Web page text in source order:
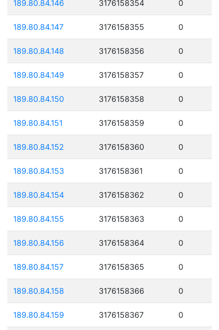
189.80.84.146 3176158354 0
189.80.84.147 3176158355 0
189.80.84.148 3176158356 0
189.80.84.149 3176158357 0
189.80.84.150 3176158358 0
189.80.84.151 3176158359 0
189.80.84.152 3176158360 0
189.80.84.153 3176158361 0
189.80.84.154 3176158362 0
189.80.84.155 3176158363 0
189.80.84.156 3176158364 0
189.80.84.157 3176158365 0
189.80.84.158 3176158366 0
189.80.84.159 3176158367 0